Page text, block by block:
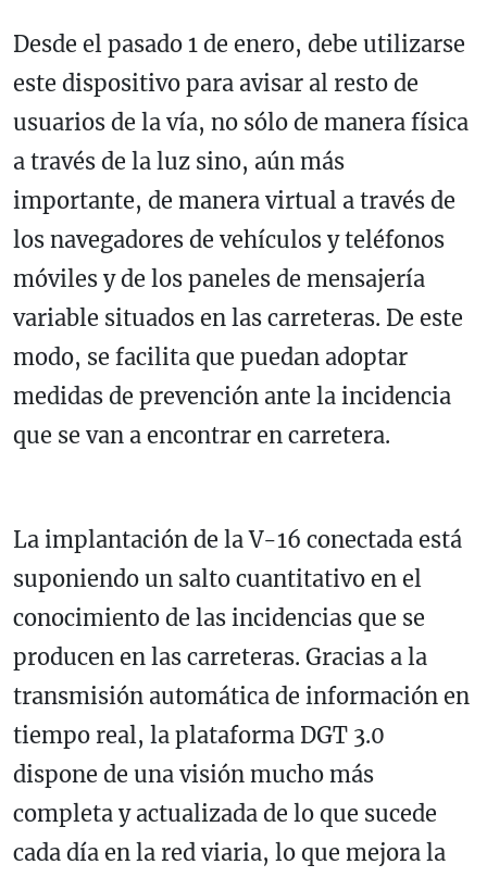
Desde el pasado 1 de enero, debe utilizarse
este dispositivo para avisar al resto de
usuarios de la vía, no sólo de manera física
a través de la luz sino, aún más
importante, de manera virtual a través de
los navegadores de vehículos y teléfonos
móviles y de los paneles de mensajería
variable situados en las carreteras. De este
modo, se facilita que puedan adoptar
medidas de prevención ante la incidencia
que se van a encontrar en carretera.
La implantación de la V-16 conectada está
suponiendo un salto cuantitativo en el
conocimiento de las incidencias que se
producen en las carreteras. Gracias a la
transmisión automática de información en
tiempo real, la plataforma DGT 3.0
dispone de una visión mucho más
completa y actualizada de lo que sucede
cada día en la red viaria, lo que mejora la